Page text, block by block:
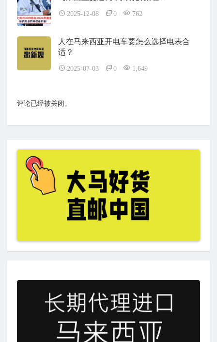
2025-12-08 0 762
人在马来西亚开电车要怎么选择电表合
适？
2025-07-03 0 1,649
评论已经被关闭。